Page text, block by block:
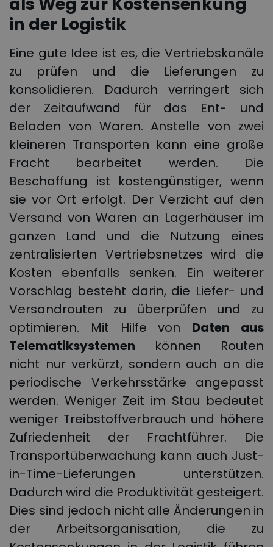
in der Logistik
Eine gute Idee ist es, die Vertriebskanäle
zu prüfen und die Lieferungen zu
konsolidieren. Dadurch verringert sich
der Zeitaufwand für das Ent- und
Beladen von Waren. Anstelle von zwei
kleineren Transporten kann eine große
Fracht bearbeitet werden. Die
Beschaffung ist kostengünstiger, wenn
sie vor Ort erfolgt. Der Verzicht auf den
Versand von Waren an Lagerhäuser im
ganzen Land und die Nutzung eines
zentralisierten Vertriebsnetzes wird die
Kosten ebenfalls senken. Ein weiterer
Vorschlag besteht darin, die Liefer- und
Versandrouten zu überprüfen und zu
optimieren. Mit Hilfe von Daten aus
Telematiksystemen können Routen
nicht nur verkürzt, sondern auch an die
periodische Verkehrsstärke angepasst
werden. Weniger Zeit im Stau bedeutet
weniger Treibstoffverbrauch und höhere
Zufriedenheit der Frachtführer. Die
Transportüberwachung kann auch Just-
in-Time-Lieferungen unterstützen.
Dadurch wird die Produktivität gesteigert.
Dies sind jedoch nicht alle Änderungen in
der Arbeitsorganisation, die zu